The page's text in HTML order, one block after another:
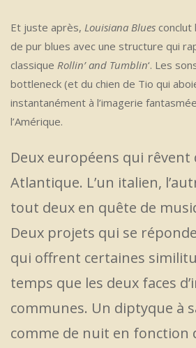
Et juste après, Louisiana Blues conclut
de pur blues avec une structure qui
classique Rollin’ and Tumblin‘. Les
bottleneck (et du chien de Tio qui
instantanément à l’imagerie
l’Amérique.
Deux européens qui rêvent
Atlantique. L’un italien,
tout deux en quête de
Deux projets qui se
qui offrent certaines
temps que les deux faces
communes. Un diptyque à
comme de nuit en fonction